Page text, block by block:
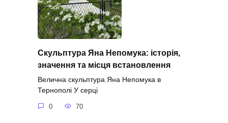
Скульптура Яна Непомука: історія,
значення та місця встановлення
Велична скульптура Яна Непомука в
Тернополі У серці
0 70